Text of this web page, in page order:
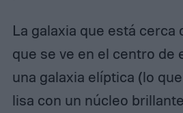
La galaxia que está cerca
que se ve en el centro de
una galaxia elíptica (lo
lisa con un núcleo